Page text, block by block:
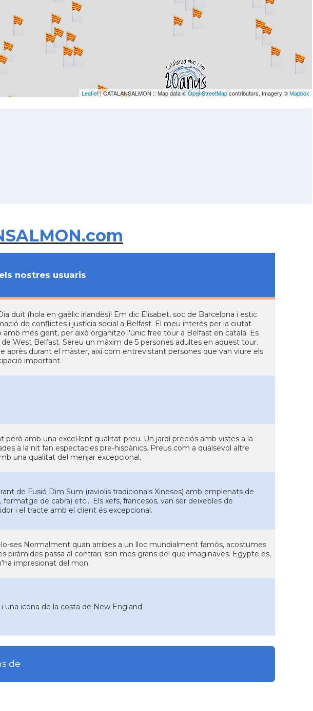
Leaflet| CATALANSALMON :: Map data ©OpenStreetMapcontributors, Imagery ©Mapbox
nostres usuaris
duit (hola en gaèlic irlandès)! Em dic Elisabet, soc de Barcelona i estic
de conflictes i justícia social a Belfast. El meu interès per la ciutat
més gent, per això organitzo l'únic free tour a Belfast en català. Es
West Belfast. Sereu un màxim de 5 persones adultes en aquest tour.
après durant el màster, així com entrevistant persones que van viure els
important.
però amb una excel·lent qualitat-preu. Un jardí preciós amb vistes a la
a la nit fan espectacles pre-hispànics. Preus com a qualsevol altre
una qualitat del menjar excepcional.
de Fusió Dim Sum (raviolis tradicionals Xinesos) amb emplenats de
de cabra) etc... Els xefs, francesos, van ser deixebles de
i el tracte amb el client és excepcional.
lo-ses Normalment quan arribes a un lloc mundialment famòs, acostumes
piràmides passa al contrari; son mes grans del que imaginaves. Egypte es,
impresionat del mon.
una icona de la costa de New England
de